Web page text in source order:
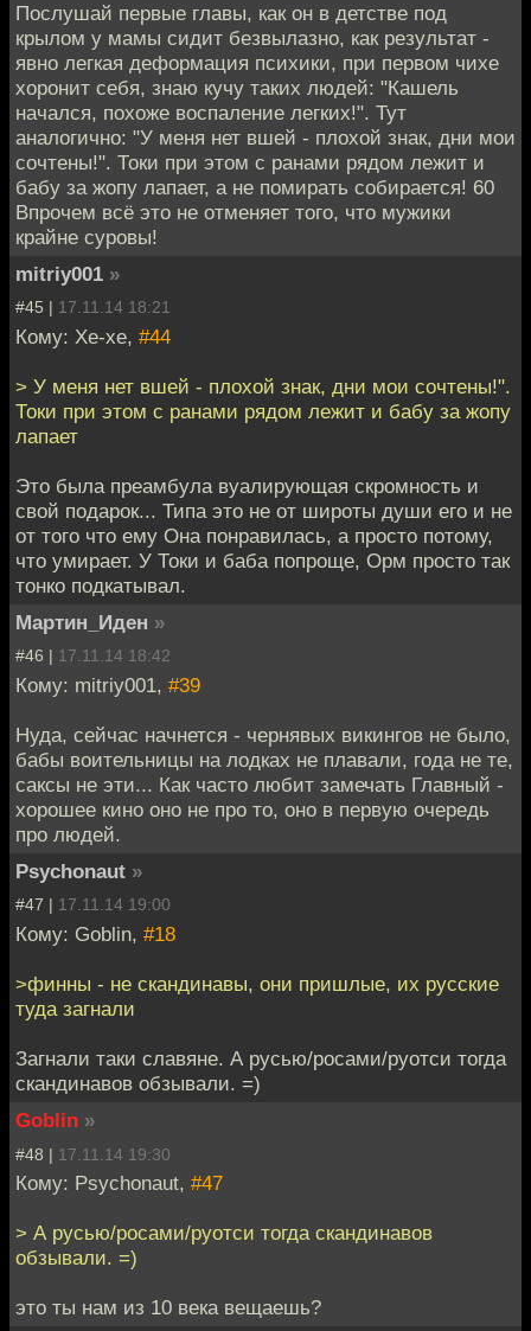
Послушай первые главы, как он в детстве под
крылом у мамы сидит безвылазно, как результат -
явно легкая деформация психики, при первом чихе
хоронит себя, знаю кучу таких людей: "Кашель
начался, похоже воспаление легких!". Тут
аналогично: "У меня нет вшей - плохой знак, дни мои
сочтены!". Токи при этом с ранами рядом лежит и
бабу за жопу лапает, а не помирать собирается! 60
Впрочем всё это не отменяет того, что мужики
крайне суровы!
mitriy001 »
#45 | 17.11.14 18:21
Кому: Хе-хе, #44
> У меня нет вшей - плохой знак, дни мои сочтены!".
Токи при этом с ранами рядом лежит и бабу за жопу
лапает
Это была преамбула вуалирующая скромность и
свой подарок... Типа это не от широты души его и не
от того что ему Она понравилась, а просто потому,
что умирает. У Токи и баба попроще, Орм просто так
тонко подкатывал.
Мартин_Иден »
#46 | 17.11.14 18:42
Кому: mitriy001, #39
Нуда, сейчас начнется - чернявых викингов не было,
бабы воительницы на лодках не плавали, года не те,
саксы не эти... Как часто любит замечать Главный -
хорошее кино оно не про то, оно в первую очередь
про людей.
Psychonaut »
#47 | 17.11.14 19:00
Кому: Goblin, #18
>финны - не скандинавы, они пришлые, их русские
туда загнали
Загнали таки славяне. А русью/росами/руотси тогда
скандинавов обзывали. =)
Goblin »
#48 | 17.11.14 19:30
Кому: Psychonaut, #47
> А русью/росами/руотси тогда скандинавов
обзывали. =)
это ты нам из 10 века вещаешь?